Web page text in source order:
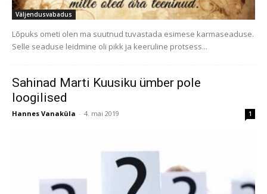
Väljendusvabadus
Lõpuks ometi olen ma suutnud tuvastada esimese karmaseaduse.
Selle seaduse leidmine oli pikk ja keeruline protsess...
Sahinad Marti Kuusiku ümber pole
loogilised
Hannes Vanaküla - 4. mai 2019 1